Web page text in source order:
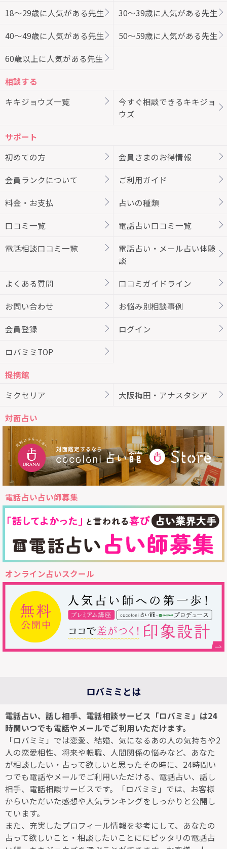
18～29歳に人気がある先生 30～39歳に人気がある先生
40～49歳に人気がある先生 50～59歳に人気がある先生
60歳以上に人気がある先生
相談する
キキジョウズ一覧
今すぐ相談できるキキジョ
ウズ
サポート
初めての方
会員さまのお得情報
会員ランクについて ご利用ガイド
料金・お支払 占いの種類
口コミ一覧 電話占い口コミ一覧
電話相談口コミ一覧
電話占い・メール占い体験
談
よくある質問 口コミガイドライン
お問い合わせ お悩み別相談事例
会員登録 ログイン
ロバミミTOP
提携館
ミクセリア
大阪梅田・アナスタシア
対面占い
電話占い占い師募集
オンライン占いスクール
ロバミミとは
電話占い、話し相手、電話相談サービス「ロバミミ」は24
時間いつでも電話やメールでご利用いただけます。
「ロバミミ」では恋愛、結婚、気になるあの人の気持ちや2
人の恋愛相性、将来や転職、人間関係の悩みなど、あなた
が相談したい・占って欲しいと思ったその時に、24時間い
つでも電話やメールでご利用いただける、電話占い、話し
相手、電話相談サービスです。「ロバミミ」では、お客様
からいただいた感想や人気ランキングをしっかりと公開し
ています。
また、充実したプロフィール情報を参考にして、あなたの
占って欲しいこと・相談したいことににピッタリの電話占